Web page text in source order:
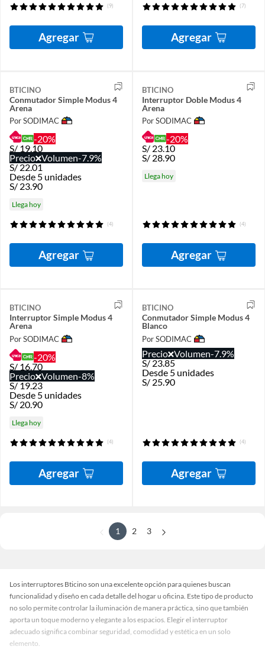
(9)
Agregar
(7)
Agregar
BTICINO
Conmutador Simple Modus 4
Arena
Por SODIMAC
-20%
S/ 19.10
Precio Volumen-7.9%
S/ 22.01
Desde 5 unidades
S/ 23.90
Llega hoy
(4)
Agregar
BTICINO
Interruptor Doble Modus 4
Arena
Por SODIMAC
-20%
S/ 23.10
S/ 28.90
Llega hoy
(4)
Agregar
BTICINO
Interruptor Simple Modus 4
Arena
Por SODIMAC
-20%
S/ 16.70
Precio Volumen-8%
S/19.23
Desde 5 unidades
S/ 20.90
Llega hoy
(4)
Agregar
BTICINO
Conmutador Simple Modus 4
Blanco
Por SODIMAC
Precio Volumen-7.9%
S/23.85
Desde 5 unidades
S/ 25.90
(4)
Agregar
1 2 3
Los interruptores Bticino son una excelente opción para quienes buscan
funcionalidad y diseño en cada detalle del hogar u oficina. Este tipo de producto
no solo permite controlar la iluminación de manera práctica, sino que también
aporta un toque moderno y elegante a los espacios. Elegir el interruptor
adecuado significa combinar seguridad, comodidad y estética en un solo
elemento.